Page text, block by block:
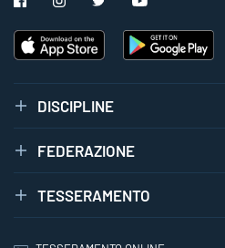
DISCIPLINE
FEDERAZIONE
TESSERAMENTO